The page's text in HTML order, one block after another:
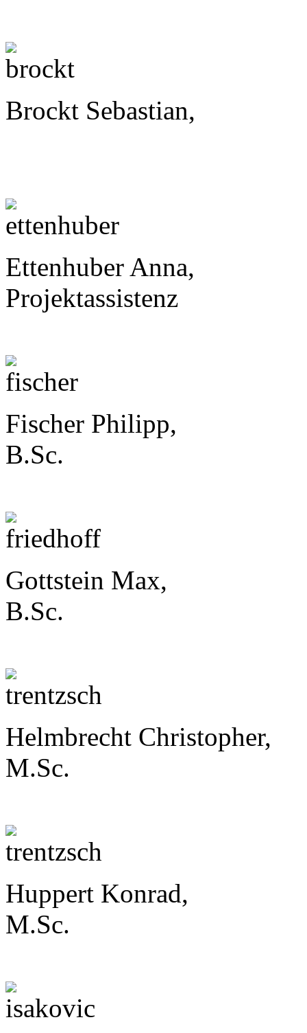
Brockt Sebastian,
Ettenhuber Anna,
Projektassistenz
Fischer Philipp,
B.Sc.
Gottstein Max,
B.Sc.
Helmbrecht Christopher,
M.Sc.
Huppert Konrad,
M.Sc.